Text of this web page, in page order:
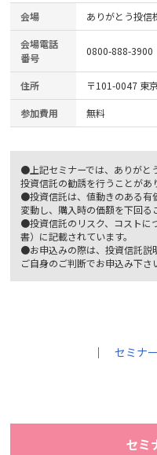
会場 ありがとう投
会場電話
番号
0800-888-3900
住所 〒101-0047 東
参加費用 無料
●上記セミナーでは、ありがと
投資信託の勧誘を行うことがあ
●投資信託は、値動きのある有
変動し、購入時の価額を下回る
●投資信託のリスク、コストに
書）に記載されています。
●お申込みの際は、投資信託説
ご自身のご判断でお申込み下さ
｜セミナ
セミ